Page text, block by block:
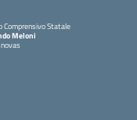
Statale
Meloni